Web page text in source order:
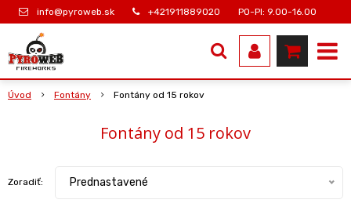
info@pyroweb.sk +421911889020 PO-PI: 9.00-16.00
Úvod Fontány Fontány od 15 rokov
Fontány od 15 rokov
Zoradiť: Prednastavené